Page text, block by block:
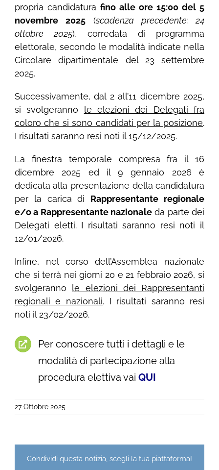
propria candidatura fino alle ore 15:00 del 5
novembre 2025 (scadenza precedente: 24
ottobre 2025), corredata di programma
elettorale, secondo le modalità indicate nella
Circolare dipartimentale del 23 settembre
2025.
Successivamente, dal 2 all’11 dicembre 2025,
si svolgeranno le elezioni dei Delegati fra
coloro che si sono candidati per la posizione.
I risultati saranno resi noti il 15/12/2025.
La finestra temporale compresa fra il 16
dicembre 2025 ed il 9 gennaio 2026 è
dedicata alla presentazione della candidatura
per la carica di Rappresentante regionale
e/o a Rappresentante nazionaleda parte dei
Delegati eletti. I risultati saranno resi noti il
12/01/2026.
Infine, nel corso dell’Assemblea nazionale
che si terrà nei giorni 20 e 21 febbraio 2026, si
svolgeranno le elezioni dei Rappresentanti
regionali e nazionali. I risultati saranno resi
noti il 23/02/2026.
Per conoscere tutti i dettagli e le
modalità di partecipazione alla
procedura elettiva vai QUI
27 Ottobre 2025
Condividi questa notizia, scegli la tua piattaforma!